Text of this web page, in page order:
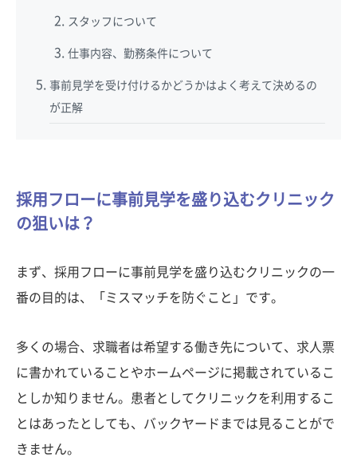
スタッフについて
仕事内容、勤務条件について
事前見学を受け付けるかどうかはよく考えて決めるの
が正解
採用フローに事前見学を盛り込むクリニック
の狙いは？
まず、採用フローに事前見学を盛り込むクリニックの一
番の目的は、「ミスマッチを防ぐこと」です。
多くの場合、求職者は希望する働き先について、求人票
に書かれていることやホームページに掲載されているこ
としか知りません。患者としてクリニックを利用するこ
とはあったとしても、バックヤードまでは見ることがで
きません。